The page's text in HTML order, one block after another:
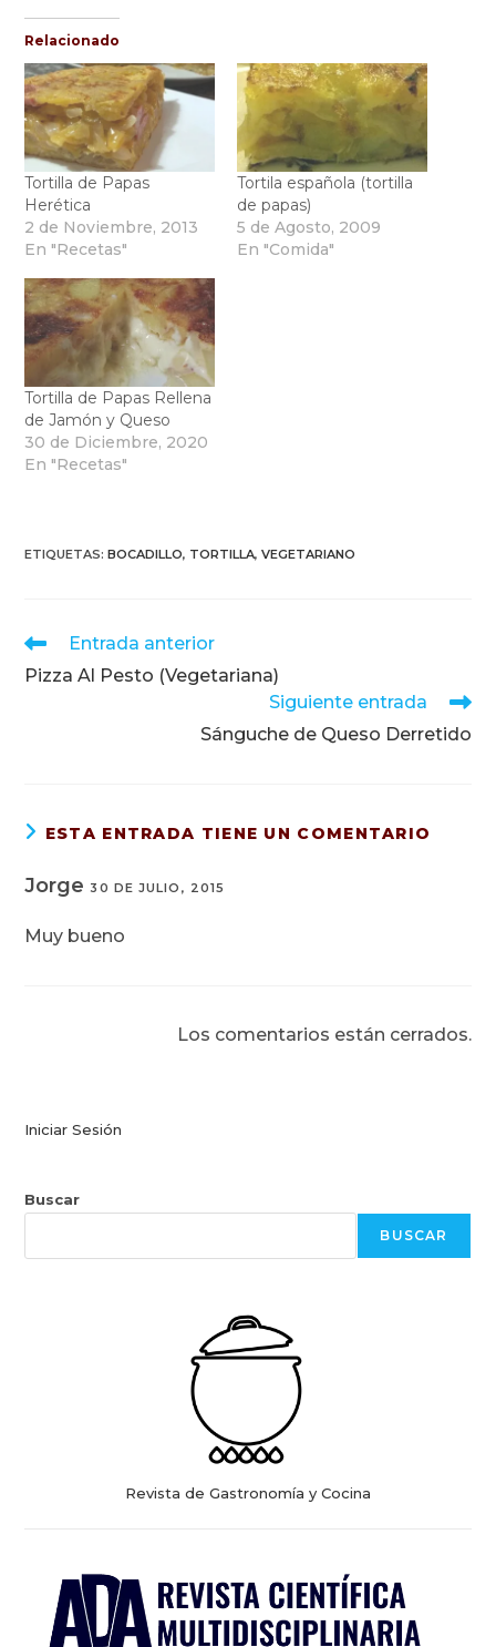
Relacionado
Tortilla de Papas
Herética
2 de Noviembre, 2013
En "Recetas"
Tortila española (tortilla
de papas)
5 de Agosto, 2009
En "Comida"
Tortilla de Papas Rellena
de Jamón y Queso
30 de Diciembre, 2020
En "Recetas"
ETIQUETAS:BOCADILLO, TORTILLA, VEGETARIANO
Leer
artículos
Entrada anterior
Pizza Al Pesto (Vegetariana)
Siguiente entrada
Sánguche de Queso Derretido
ESTA ENTRADA TIENE UN COMENTARIO
Jorge 30 DE JULIO, 2015
Muy bueno
Los comentarios están cerrados.
Iniciar Sesión
Buscar
BUSCAR
Revista de Gastronomía y Cocina